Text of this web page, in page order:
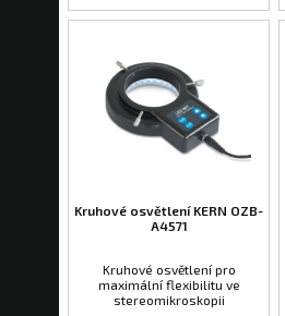
Kruhové osvětlení KERN OZB-
A4571
Kruhové osvětlení pro
maximální flexibilitu ve
stereomikroskopii